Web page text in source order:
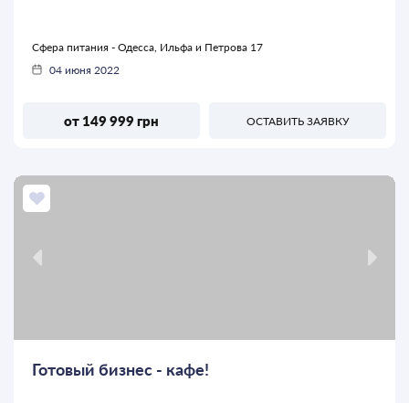
Сфера питания - Одесса, Ильфа и Петрова 17
04 июня 2022
от 149 999 грн ОСТАВИТЬ ЗАЯВКУ
Готовый бизнес - кафе!